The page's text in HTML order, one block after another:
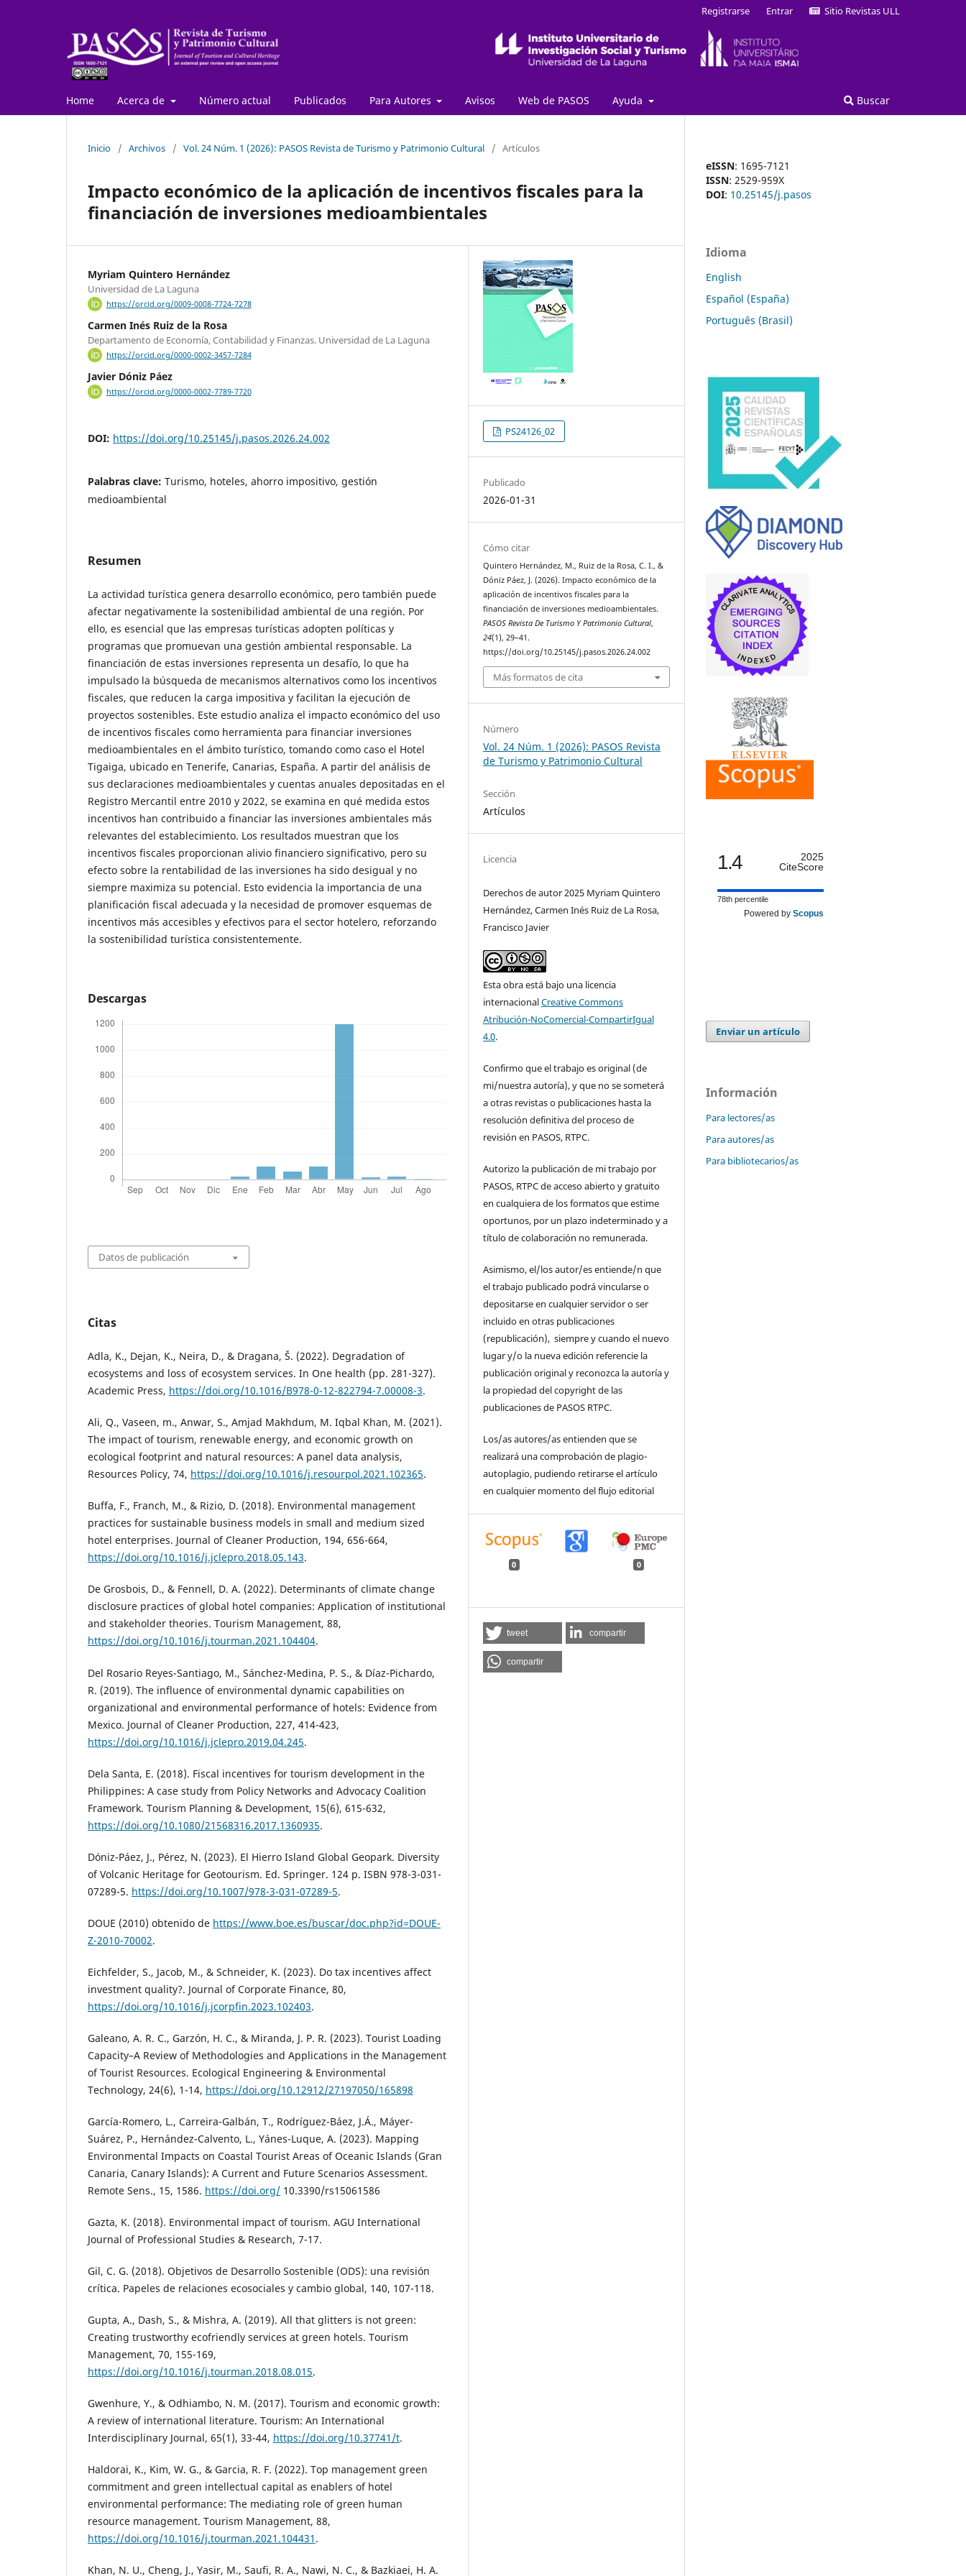
Home Acerca de Número actual Publicados Para Autores Avisos Web de PASOS Ayuda Buscar
Registrarse Entrar Sitio Revistas ULL
Inicio / Archivos / Vol. 24 Núm. 1 (2026): PASOS Revista de Turismo y Patrimonio Cultural / Artículos
Impacto económico de la aplicación de incentivos fiscales para la
financiación de inversiones medioambientales
Myriam Quintero Hernández
Universidad de La Laguna
https://orcid.org/0009-0008-7724-7278
Carmen Inés Ruiz de la Rosa
Departamento de Economía, Contabilidad y Finanzas. Universidad de La Laguna
https://orcid.org/0000-0002-3457-7284
Javier Dóniz Páez
https://orcid.org/0000-0002-7789-7720
DOI: https://doi.org/10.25145/j.pasos.2026.24.002
Palabras clave: Turismo, hoteles, ahorro impositivo, gestión
medioambiental
Resumen
La actividad turística genera desarrollo económico, pero también puede
afectar negativamente la sostenibilidad ambiental de una región. Por
ello, es esencial que las empresas turísticas adopten políticas y
programas que promuevan una gestión ambiental responsable. La
financiación de estas inversiones representa un desafío, lo que ha
impulsado la búsqueda de mecanismos alternativos como los incentivos
fiscales, que reducen la carga impositiva y facilitan la ejecución de
proyectos sostenibles. Este estudio analiza el impacto económico del uso
de incentivos fiscales como herramienta para financiar inversiones
medioambientales en el ámbito turístico, tomando como caso el Hotel
Tigaiga, ubicado en Tenerife, Canarias, España. A partir del análisis de
sus declaraciones medioambientales y cuentas anuales depositadas en el
Registro Mercantil entre 2010 y 2022, se examina en qué medida estos
incentivos han contribuido a financiar las inversiones ambientales más
relevantes del establecimiento. Los resultados muestran que los
incentivos fiscales proporcionan alivio financiero significativo, pero su
efecto sobre la rentabilidad de las inversiones ha sido desigual y no
siempre maximiza su potencial. Esto evidencia la importancia de una
planificación fiscal adecuada y la necesidad de promover esquemas de
incentivos más accesibles y efectivos para el sector hotelero, reforzando
la sostenibilidad turística consistentemente.
Descargas
Datos de publicación
Citas
Adla, K., Dejan, K., Neira, D., & Dragana, Š. (2022). Degradation of
ecosystems and loss of ecosystem services. In One health (pp. 281-327).
Academic Press, https://doi.org/10.1016/B978-0-12-822794-7.00008-3.
Ali, Q., Vaseen, m., Anwar, S., Amjad Makhdum, M. Iqbal Khan, M. (2021).
The impact of tourism, renewable energy, and economic growth on
ecological footprint and natural resources: A panel data analysis,
Resources Policy, 74, https://doi.org/10.1016/j.resourpol.2021.102365.
Buffa, F., Franch, M., & Rizio, D. (2018). Environmental management
practices for sustainable business models in small and medium sized
hotel enterprises. Journal of Cleaner Production, 194, 656-664,
https://doi.org/10.1016/j.jclepro.2018.05.143.
De Grosbois, D., & Fennell, D. A. (2022). Determinants of climate change
disclosure practices of global hotel companies: Application of institutional
and stakeholder theories. Tourism Management, 88,
https://doi.org/10.1016/j.tourman.2021.104404.
Del Rosario Reyes-Santiago, M., Sánchez-Medina, P. S., & Díaz-Pichardo,
R. (2019). The influence of environmental dynamic capabilities on
organizational and environmental performance of hotels: Evidence from
Mexico. Journal of Cleaner Production, 227, 414-423,
https://doi.org/10.1016/j.jclepro.2019.04.245.
Dela Santa, E. (2018). Fiscal incentives for tourism development in the
Philippines: A case study from Policy Networks and Advocacy Coalition
Framework. Tourism Planning & Development, 15(6), 615-632,
https://doi.org/10.1080/21568316.2017.1360935.
Dóniz-Páez, J., Pérez, N. (2023). El Hierro Island Global Geopark. Diversity
of Volcanic Heritage for Geotourism. Ed. Springer. 124 p. ISBN 978-3-031-
07289-5. https://doi.org/10.1007/978-3-031-07289-5.
DOUE (2010) obtenido de https://www.boe.es/buscar/doc.php?id=DOUE-
Z-2010-70002.
Eichfelder, S., Jacob, M., & Schneider, K. (2023). Do tax incentives affect
investment quality?. Journal of Corporate Finance, 80,
https://doi.org/10.1016/j.jcorpfin.2023.102403.
Galeano, A. R. C., Garzón, H. C., & Miranda, J. P. R. (2023). Tourist Loading
Capacity–A Review of Methodologies and Applications in the Management
of Tourist Resources. Ecological Engineering & Environmental
Technology, 24(6), 1-14, https://doi.org/10.12912/27197050/165898
García-Romero, L., Carreira-Galbán, T., Rodríguez-Báez, J.Á., Máyer-
Suárez, P., Hernández-Calvento, L., Yánes-Luque, A. (2023). Mapping
Environmental Impacts on Coastal Tourist Areas of Oceanic Islands (Gran
Canaria, Canary Islands): A Current and Future Scenarios Assessment.
Remote Sens., 15, 1586. https://doi.org/ 10.3390/rs15061586
Gazta, K. (2018). Environmental impact of tourism. AGU International
Journal of Professional Studies & Research, 7-17.
Gil, C. G. (2018). Objetivos de Desarrollo Sostenible (ODS): una revisión
crítica. Papeles de relaciones ecosociales y cambio global, 140, 107-118.
Gupta, A., Dash, S., & Mishra, A. (2019). All that glitters is not green:
Creating trustworthy ecofriendly services at green hotels. Tourism
Management, 70, 155-169,
https://doi.org/10.1016/j.tourman.2018.08.015.
Gwenhure, Y., & Odhiambo, N. M. (2017). Tourism and economic growth:
A review of international literature. Tourism: An International
Interdisciplinary Journal, 65(1), 33-44, https://doi.org/10.37741/t.
Haldorai, K., Kim, W. G., & Garcia, R. F. (2022). Top management green
commitment and green intellectual capital as enablers of hotel
environmental performance: The mediating role of green human
resource management. Tourism Management, 88,
https://doi.org/10.1016/j.tourman.2021.104431 .
Khan, N. U., Cheng, J., Yasir, M., Saufi, R. A., Nawi, N. C., & Bazkiaei, H. A.
PS24126_02
Publicado
2026-01-31
Cómo citar
Quintero Hernández, M., Ruiz de la Rosa, C. I., &
Dóniz Páez, J. (2026). Impacto económico de la
aplicación de incentivos fiscales para la
financiación de inversiones medioambientales.
PASOS Revista De Turismo Y Patrimonio Cultural,
24(1), 29–41.
https://doi.org/10.25145/j.pasos.2026.24.002
Más formatos de cita
Número
Vol. 24 Núm. 1 (2026): PASOS Revista
de Turismo y Patrimonio Cultural
Sección
Artículos
Licencia
Derechos de autor 2025 Myriam Quintero
Hernández, Carmen Inés Ruiz de La Rosa,
Francisco Javier
Esta obra está bajo una licencia
internacionalCreative Commons
Atribución-NoComercial-CompartirIgual
4.0.
Confirmo que el trabajo es original (de
mi/nuestra autoría), y que no se someterá
a otras revistas o publicaciones hasta la
resolución definitiva del proceso de
revisión en PASOS, RTPC.
Autorizo la publicación de mi trabajo por
PASOS, RTPC de acceso abierto y gratuito
en cualquiera de los formatos que estime
oportunos, por un plazo indeterminado y a
título de colaboración no remunerada.
Asimismo, el/los autor/es entiende/n que
el trabajo publicado podrá vincularse o
depositarse en cualquier servidor o ser
incluido en otras publicaciones
(republicación), siempre y cuando el nuevo
lugar y/o la nueva edición referencie la
publicación original y reconozca la autoría y
la propiedad del copyright de las
publicaciones de PASOS RTPC.
Los/as autores/as entienden que se
realizará una comprobación de plagio-
autoplagio, pudiendo retirarse el artículo
en cualquier momento del flujo editorial
0 0
tweet compartir
compartir
eISSN: 1695-7121
ISSN: 2529-959X
DOI: 10.25145/j.pasos
Idioma
English
Español (España)
Português (Brasil)
1.4
2025
CiteScore
78th percentile
Powered by Scopus
Enviar un artículo
Información
Para lectores/as
Para autores/as
Para bibliotecarios/as